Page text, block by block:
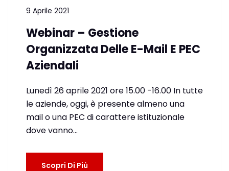
9 Aprile 2021
Webinar – Gestione
Organizzata Delle E-Mail E PEC
Aziendali
Lunedì 26 aprile 2021 ore 15.00 -16.00 In tutte
le aziende, oggi, è presente almeno una
mail o una PEC di carattere istituzionale
dove vanno…
Scopri Di Più